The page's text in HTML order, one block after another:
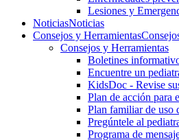
Lesiones y
NoticiasNoticias
Consejos y Herramientas
Consejos y Herramientas
Boletines
Encuentre un
KidsDoc - Revise
Plan de acción para
Plan familiar de uso
Pregúntele al
Programa de